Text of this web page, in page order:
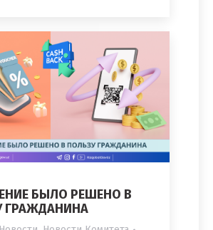
БЫЛО РЕШЕНО В
ГРАЖДАНИНА